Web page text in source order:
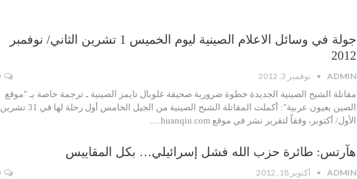
جولة في وسائل الاعلام الصينية ليوم الخميس 1 تشرين الثاني/ نوفمبر
2012
ADMIN نوفمبر 3, 2012
مقاتلة الشبح الصينية الجديدة خطوة ضرورية صحيفة غلوبال تايمز الصينية ـ ترجمة خاصة بـ "موقع
الصين بعيون عربية": أكملت المقاتلة الشبح الصينية من الجيل الخامس أول رحلة لها في 31 تشرين
الأول/ أكتوبر، وفقاً لتقرير نشر في موقع huanqiu.com.…
هآرتس: طائرة حزب الله فشل إسرائيلي… بكل المقاييس
ADMIN أكتوبر 18, 2012